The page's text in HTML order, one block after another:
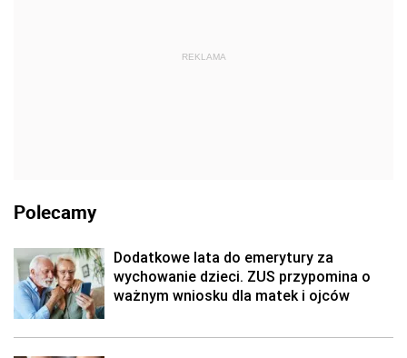
REKLAMA
Polecamy
Dodatkowe lata do emerytury za
wychowanie dzieci. ZUS przypomina o
ważnym wniosku dla matek i ojców